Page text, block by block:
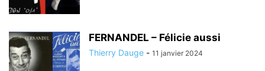
FERNANDEL – Félicie aussi
Thierry Dauge - 11 janvier 2024